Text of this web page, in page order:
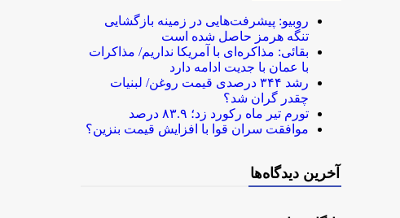
روبیو: پیشرفت‌هایی در زمینه بازگشایی
تنگه هرمز حاصل شده است
بقائی: مذاکره‌ای با آمریکا نداریم/ مذاکرات
با عمان با جدیت ادامه دارد
رشد ۳۴۴ درصدی قیمت روغن/ لبنیات
چقدر گران شد؟
تورم تیر ماه رکورد زد؛ ۸۳.۹ درصد
موافقت سران قوا با افزایش قیمت بنزین؟
آخرین دیدگاه‌ها